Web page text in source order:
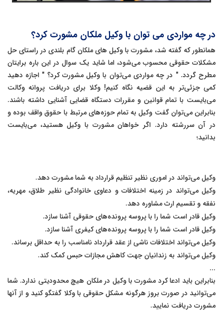
در چه مواردی می توان با وکیل ملکان مشورت کرد؟
همانطور که گفته شد، مشورت با وکیل های ملکان گام بلندی در راستای حل
مشکلات حقوقی محسوب می‌شود، اما شاید یک سوال در این باره برایتان
مطرح گردد. " در چه مواردی می‌توان با وکیل مشورت کرد؟ " اجازه دهید
کمی جزئی‌تر به این قضیه نگاه کنیم! وکلا برای دریافت پروانه وکالت
می‌بایست با تمام قوانین و مقررات دستگاه قضایی آشنایی داشته باشند.
بنابراین می‌توان گفت وکیل به تمام حوزه‌های مرتبط با حقوق واقف بوده و
در آن سررشته دارد. اگر خواهان مشورت با وکیل هستید، می‌بایست
بدانید؛
وکیل می‌تواند در اموری نظیر تنظیم قرارداد به شما مشورت دهد.
وکیل می‌تواند در زمینه اختلافات و دعاوی خانوادگی نظیر طلاق، مهریه،
نفقه و تقسیم ارث مشاوره دهد.
وکیل قادر است شما را با پروسه پرونده‌های حقوقی آشنا سازد.
وکیل قادر است شما را با پروسه پرونده‌های کیفری آشنا سازد.
وکیل می‌تواند اختلافات ناشی از عقد قرارداد نامناسب را به حداقل برساند.
وکیل می‌تواند به زندانیان جهت کاهش مجازات حبس کمک کند.
...
بنابراین باید ادعا کرد مشورت با وکیل در ملکان هیچ محدودیتی ندارد. شما
می‌توانید در صورت بروز هرگونه مشکل حقوقی با وکلا گفتگو کنید و از آنها
مشورت دریافت نمایید.